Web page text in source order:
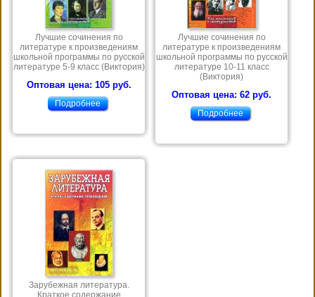
Лучшие сочинения по
литературе к произведениям
школьной программы по русской
литературе 5-9 класс (Виктория)
Оптовая цена: 105 руб.
Подробнее
Лучшие сочинения по
литературе к произведениям
школьной программы по русской
литературе 10-11 класс
(Виктория)
Оптовая цена: 62 руб.
Подробнее
Зарубежная литература.